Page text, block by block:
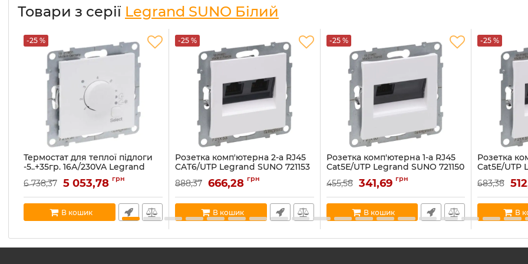
Товари з серії Legrand SUNO Білий
-25 %
Термостат для теплої підлоги
-5..+35гр. 16А/230VA Legrand
Артикул: 721137
В наявності:2
6 738,37 5 053,78 грн
В кошик
-25 %
Розетка комп'ютерна 2-а RJ45
CAT6/UTP Legrand SUNO 721153
Артикул:
721153
В наявності:5
888,37 666,28 грн
В кошик
-25 %
Розетка комп'ютерна 1-а RJ45
Cat5E/UTP Legrand SUNO 721150
Артикул:
721150
В наявності:12
455,58 341,69 грн
В кошик
-25 %
Розетка
Cat5E/UTP
Артикул:
721151
В наявності:7
683,38
В